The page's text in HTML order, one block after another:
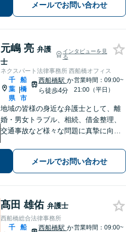
相談対応】
メールでお問い合わせ
元嶋 亮 弁護
士
インタビューを見
る
ネクスパート法律事務所 西船橋オフィス
千
葉
県
|
船
橋
市
西船橋駅 か
ら徒歩4分
営業時間：09:00~
21:00（平日）
地域の皆様の身近な弁護士として、離
婚・男女トラブル、相続、借金整理、
交通事故など様々な問題に真摯に向き
ご依頼者様の意向や価値観を尊重し、
共に考え、解決を目指します。お気軽
にご相談ください。【分割払い可】
メールでお問い合わせ
髙田 雄佑 弁護士
西船橋総合法律事務所
千
船
西船橋駅 か営業時間：09:00~